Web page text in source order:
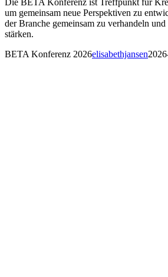
um gemeinsam neue Perspektiven zu
der Branche gemeinsam zu verhandeln
stärken.
BETA Konferenz 2026elisabethjansen